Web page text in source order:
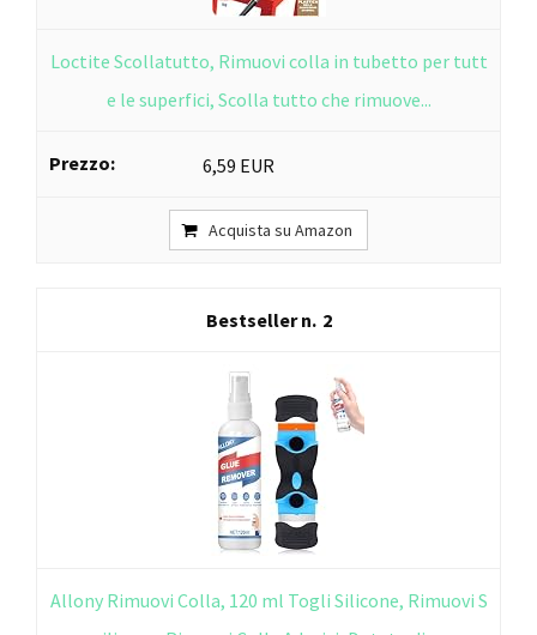
Loctite Scollatutto, Rimuovi colla in tubetto per tutt
e le superfici, Scolla tutto che rimuove...
6,59 EUR
Acquista su Amazon
2
Allony Rimuovi Colla, 120 ml Togli Silicone, Rimuovi S